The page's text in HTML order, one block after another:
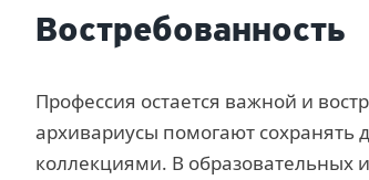
Востребованность
Профессия остается важной и
архивариусы помогают сохранять
коллекциями. В образовательных